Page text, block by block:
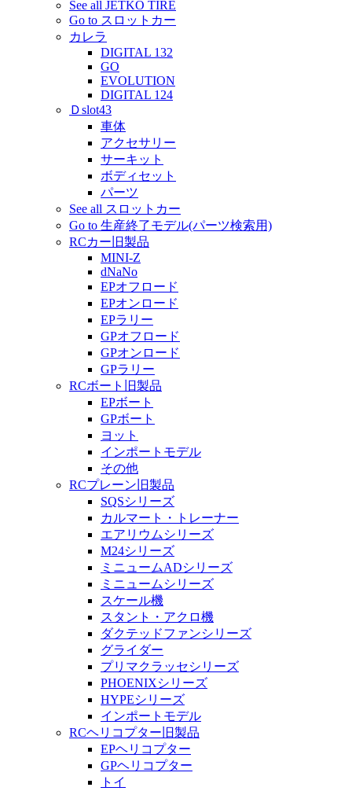
See all JETKO TIRE
Go to スロットカー
カレラ
DIGITAL 132
GO
EVOLUTION
DIGITAL 124
Ｄslot43
車体
アクセサリー
サーキット
ボディセット
パーツ
See all スロットカー
Go to 生産終了モデル(パーツ検索用)
RCカー旧製品
MINI-Z
dNaNo
EPオフロード
EPオンロード
EPラリー
GPオフロード
GPオンロード
GPラリー
RCボート旧製品
EPボート
GPボート
ヨット
インポートモデル
その他
RCプレーン旧製品
SQSシリーズ
カルマート・トレーナー
エアリウムシリーズ
M24シリーズ
ミニュームADシリーズ
ミニュームシリーズ
スケール機
スタント・アクロ機
ダクテッドファンシリーズ
グライダー
プリマクラッセシリーズ
PHOENIXシリーズ
HYPEシリーズ
インポートモデル
RCヘリコプター旧製品
EPヘリコプター
GPヘリコプター
トイ